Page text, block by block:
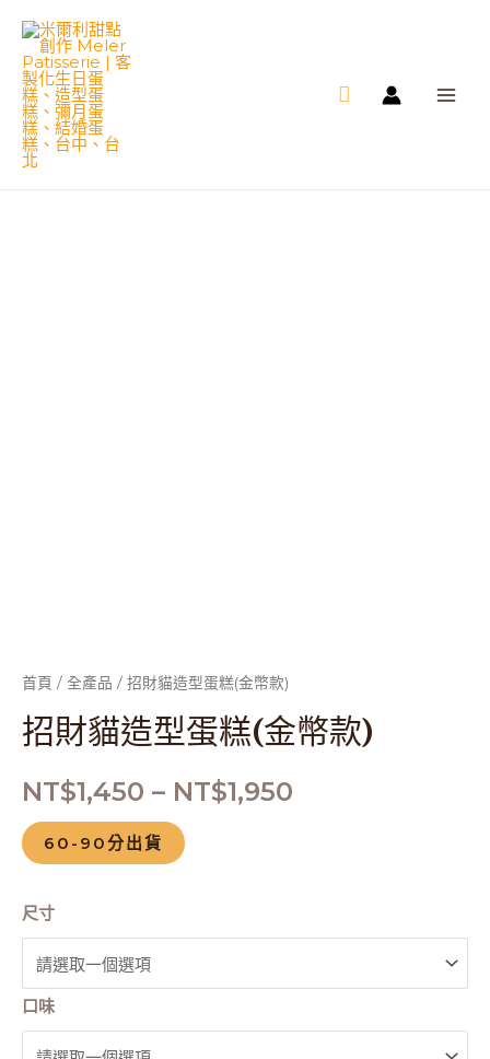
首頁 / 全產品 / 招財貓造型蛋糕(金幣款)
招財貓造型蛋糕(金幣款)
NT$1,450 – NT$1,950
60-90分出貨
尺寸
口味